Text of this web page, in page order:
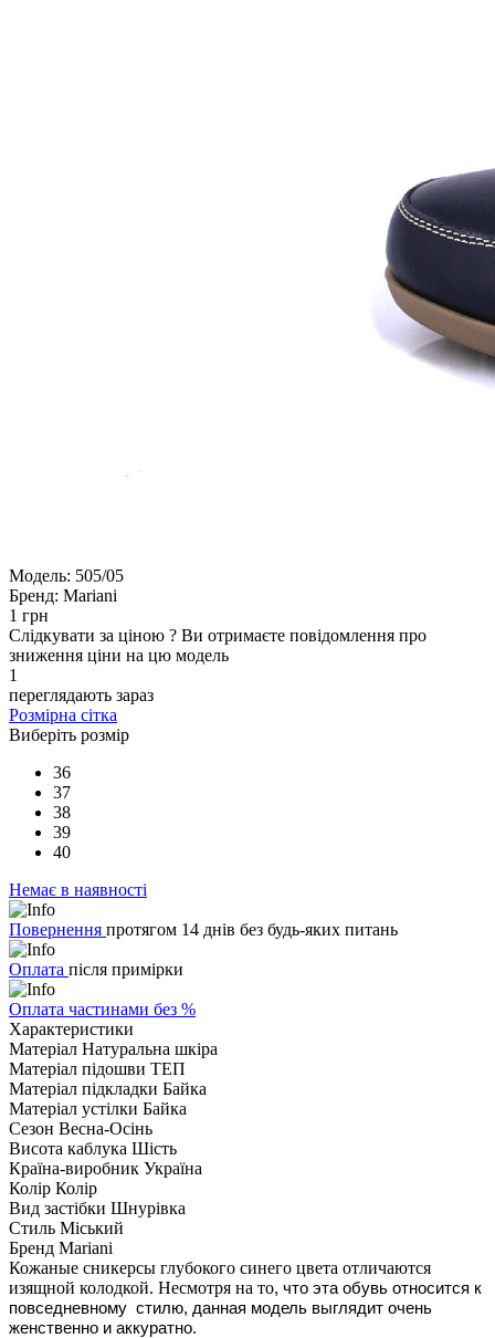
Модель: 505/05
Бренд: Mariani
1 грн
Слідкувати за ціною ? Ви отримаєте повідомлення про
зниження ціни на цю модель
1
переглядають зараз
Розмірна сітка
Виберіть розмір
36
37
38
39
40
Немає в наявності
Повернення протягом 14 днів без будь-яких питань
Оплата після примірки
Оплата частинами без %
Характеристики
Матеріал Натуральна шкіра
Матеріал підошви ТЕП
Матеріал підкладки Байка
Матеріал устілки Байка
Сезон Весна-Осінь
Висота каблука Шість
Країна-виробник Україна
Колір Колір
Вид застібки Шнурівка
Стиль Міський
Бренд Mariani
Кожаные сникерсы глубокого синего цвета отличаются
изящной колодкой. Несмотря на то, что эта обувь относится к
повседневному стилю, данная модель выглядит очень
женственно и аккуратно.